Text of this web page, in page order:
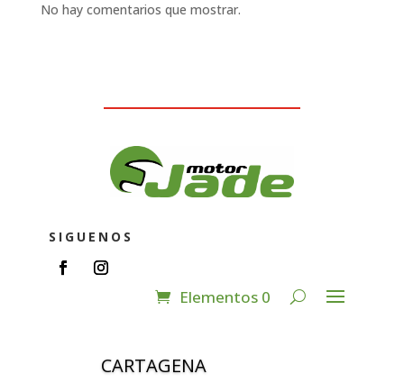
No hay comentarios que mostrar.
SIGUENOS
Elementos 0
CARTAGENA